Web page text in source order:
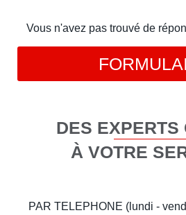
Vous n'avez pas trouvé de
DES EXPERTS
À VOTRE
PAR TELEPHONE (lundi -